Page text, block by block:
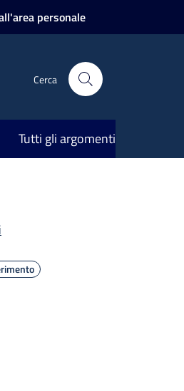
personale
Cerca
Tutti gli argomenti